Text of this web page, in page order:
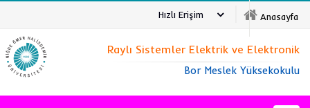
Anasayfa
Hızlı Erişim
Raylı Sistemler Elektrik ve Elektronik
Bor Meslek Yüksekokulu